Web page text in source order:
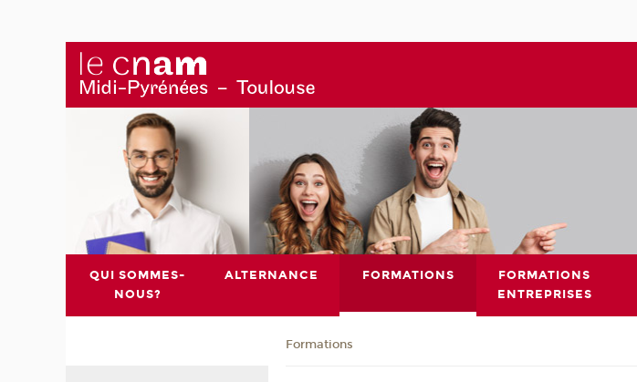
QUI SOMMES-
NOUS?
ALTERNANCE FORMATIONS
FORMATIONS
ENTREPRISES
Formations